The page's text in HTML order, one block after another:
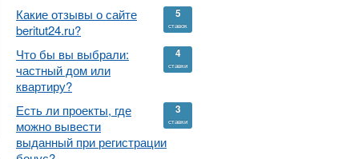
5
ставок
Какие отзывы о сайте
beritut24.ru?
4
ставки
Что бы вы выбрали:
частный дом или
квартиру?
3
ставки
Есть ли проекты, где
можно вывести
выданный при регистрации